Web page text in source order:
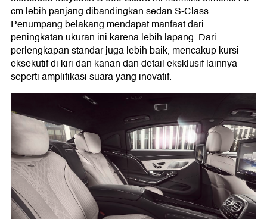
cm lebih panjang dibandingkan sedan S-Class.
Penumpang belakang mendapat manfaat dari
peningkatan ukuran ini karena lebih lapang. Dari
perlengkapan standar juga lebih baik, mencakup kursi
eksekutif di kiri dan kanan dan detail eksklusif lainnya
seperti amplifikasi suara yang inovatif.